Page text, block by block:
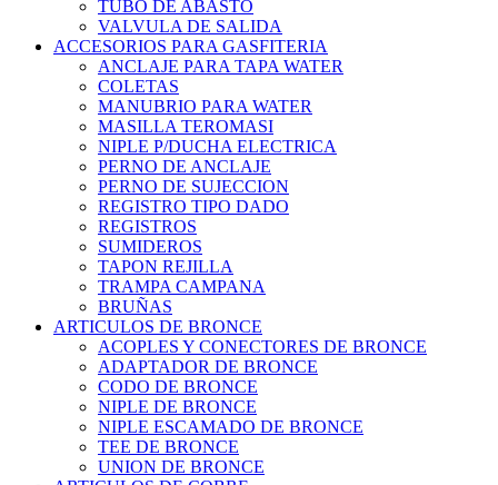
TUBO DE ABASTO
VALVULA DE SALIDA
ACCESORIOS PARA GASFITERIA
ANCLAJE PARA TAPA WATER
COLETAS
MANUBRIO PARA WATER
MASILLA TEROMASI
NIPLE P/DUCHA ELECTRICA
PERNO DE ANCLAJE
PERNO DE SUJECCION
REGISTRO TIPO DADO
REGISTROS
SUMIDEROS
TAPON REJILLA
TRAMPA CAMPANA
BRUÑAS
ARTICULOS DE BRONCE
ACOPLES Y CONECTORES DE BRONCE
ADAPTADOR DE BRONCE
CODO DE BRONCE
NIPLE DE BRONCE
NIPLE ESCAMADO DE BRONCE
TEE DE BRONCE
UNION DE BRONCE